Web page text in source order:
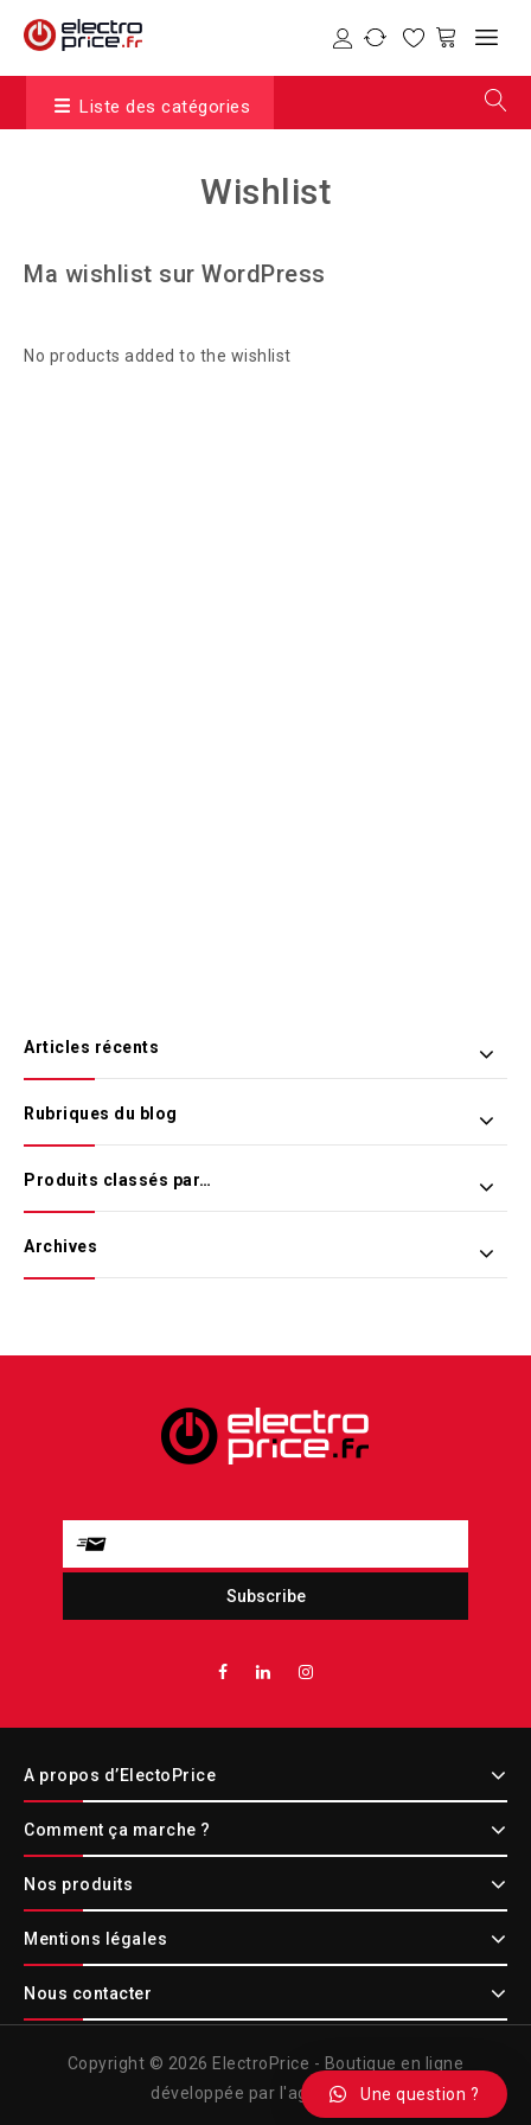
Liste des catégories
Wishlist
Ma wishlist sur WordPress
No products added to the wishlist
Articles récents
Rubriques du blog
Produits classés par…
Archives
A propos d’ElectoPrice
Comment ça marche ?
Nos produits
Mentions légales
Nous contacter
Copyright © 2026 ElectroPrice - Boutique en ligne
développée par l'agence EticUne question ?